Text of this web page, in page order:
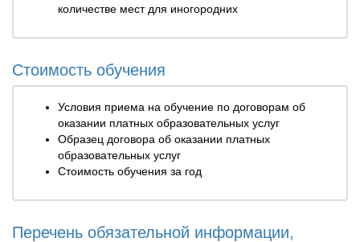
количестве мест для иногородних
Стоимость обучения
Условия приема на обучение по договорам об
оказании платных образовательных услуг
Образец договора об оказании платных
образовательных услуг
Стоимость обучения за год
Перечень обязательной информации,